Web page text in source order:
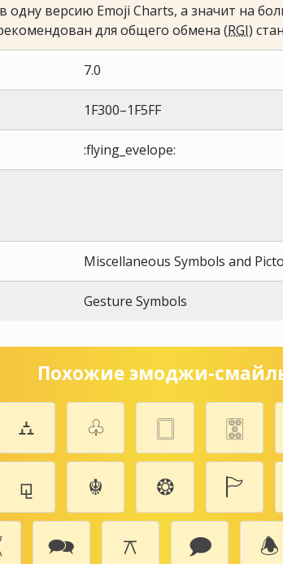
версию Emoji Charts, а значит на
для общего обмена (RGI)
7.0
1F300–1F5FF
:flying_evelope:
Miscellaneous Symbols and
Gesture Symbols
Похожие эмоджи-
⛼ ♧ 🀆 🀝
⚼ ☬ ❂ 🏱
🗪 ⚻ 🗩 🕭